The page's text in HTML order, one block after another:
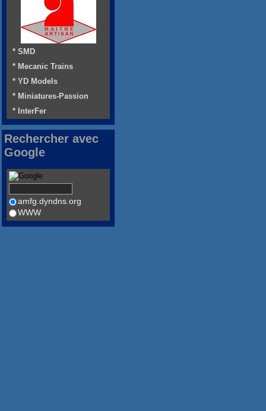
* SMD
* Mecanic Trains
* YD Models
* Miniatures-Passion
* InterFer
Rechercher avec
Google
amfg.dyndns.org
WWW